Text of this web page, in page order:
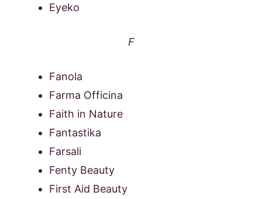
Eyeko
F
Fanola
Farma Officina
Faith in Nature
Fantastika
Farsali
Fenty Beauty
First Aid Beauty